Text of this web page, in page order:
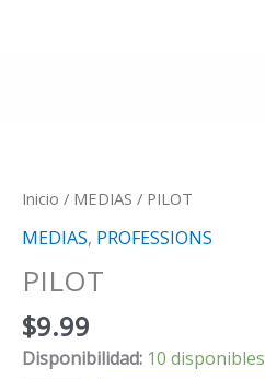
Inicio / MEDIAS / PILOT
MEDIAS, PROFESSIONS
PILOT
$9.99
Disponibilidad: 10 disponibles